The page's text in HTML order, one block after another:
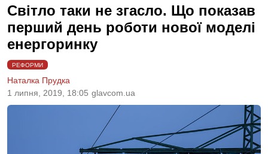
Світло таки не згасло. Що показав
перший день роботи нової моделі
енергоринку
РЕФОРМИ
1 липня, 2019, 18:05 glavcom.ua
Наталка Прудка